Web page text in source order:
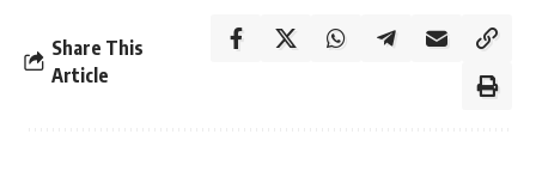
Share This
Article